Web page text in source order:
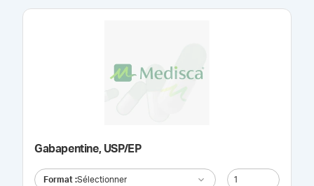
Gabapentine, USP/EP
Format :Sélectionner